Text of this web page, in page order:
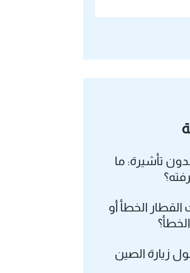
تأشيرة: ما
القطار الخطأ أو
زيارة الصين